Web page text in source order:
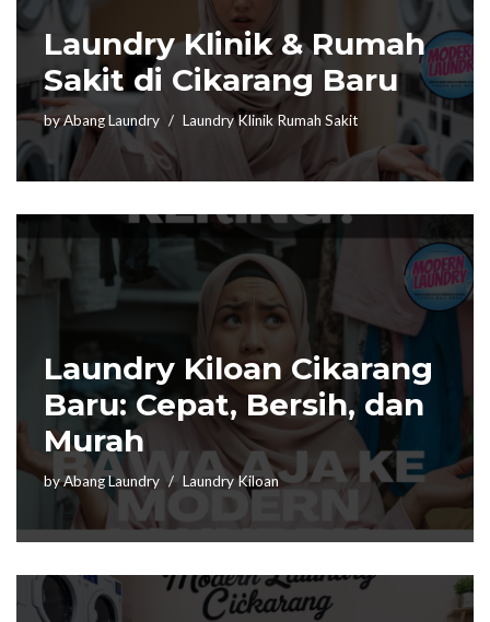
Laundry Klinik & Rumah
Sakit di Cikarang Baru
byAbang Laundry Laundry Klinik Rumah Sakit
Laundry Kiloan Cikarang
Baru: Cepat, Bersih, dan
Murah
byAbang Laundry Laundry Kiloan